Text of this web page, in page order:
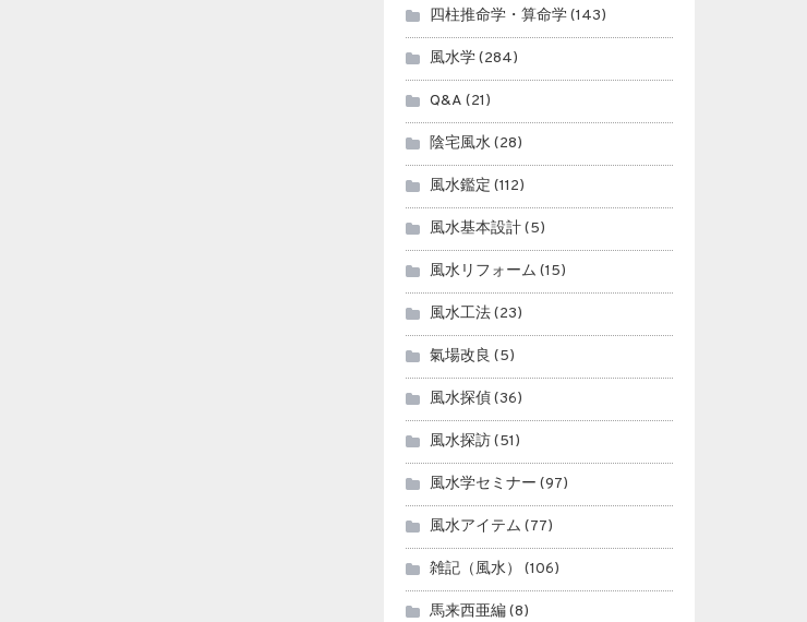
四柱推命学・算命学(143)
風水学(284)
Q&A (21)
陰宅風水(28)
風水鑑定 (112)
風水基本設計(5)
風水リフォーム (15)
風水工法(23)
氣場改良 (5)
風水探偵(36)
風水探訪(51)
風水学セミナー (97)
風水アイテム (77)
雑記（風水） (106)
馬来西亜編(8)